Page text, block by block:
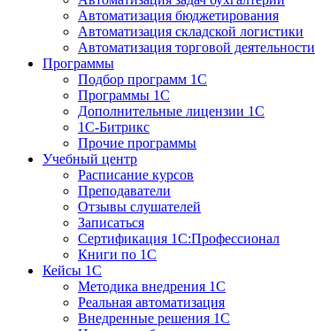
Автоматизация бюджетирования
Автоматизация складской логистики
Автоматизация торговой деятельности
Программы
Подбор программ 1С
Программы 1С
Дополнительные лицензии 1С
1С-Битрикс
Прочие программы
Учебный центр
Расписание курсов
Преподаватели
Отзывы слушателей
Записаться
Сертификация 1С:Профессионал
Книги по 1С
Кейсы 1С
Методика внедрения 1С
Реальная автоматизация
Внедренные решения 1С